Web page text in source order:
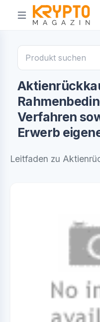
Verfahren
Erwerb
Leitfaden zu